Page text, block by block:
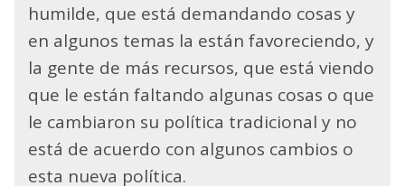
humilde, que está demandando cosas y
en algunos temas la están favoreciendo, y
la gente de más recursos, que está viendo
que le están faltando algunas cosas o que
le cambiaron su política tradicional y no
está de acuerdo con algunos cambios o
esta nueva política.